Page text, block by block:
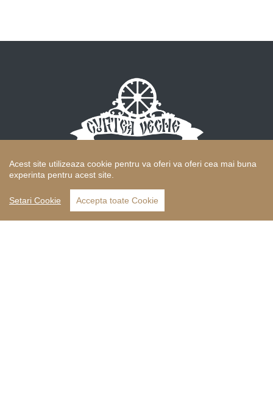
Hunedoara, Str Cernei, nr. 2
Pensiune: 0772028207 Restaurant: 0770123333
rezervari@curteavechehunedoara.ro
Acest site utilizeaza cookie pentru va oferi va oferi cea mai buna
experinta pentru acest site.
Setari Cookie Accepta toate Cookie